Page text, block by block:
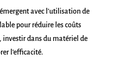
avec l’utilisation de
pour réduire les coûts
investir dans du matériel de
l’efficacité.